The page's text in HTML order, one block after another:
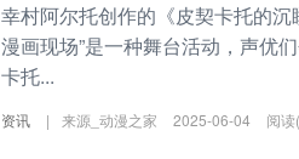
幸村阿尔托创作的《皮契卡托的沉
漫画现场”是一种舞台活动，声优
卡托...
资讯 | 来源_动漫之家 2025-06-04 阅